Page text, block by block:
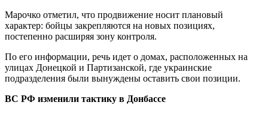
Марочко отметил, что продвижение носит плановый
характер: бойцы закрепляются на новых позициях,
постепенно расширяя зону контроля.
По его информации, речь идет о домах, расположенных на
улицах Донецкой и Партизанской, где украинские
подразделения были вынуждены оставить свои позиции.
ВС РФ изменили тактику в Донбассе